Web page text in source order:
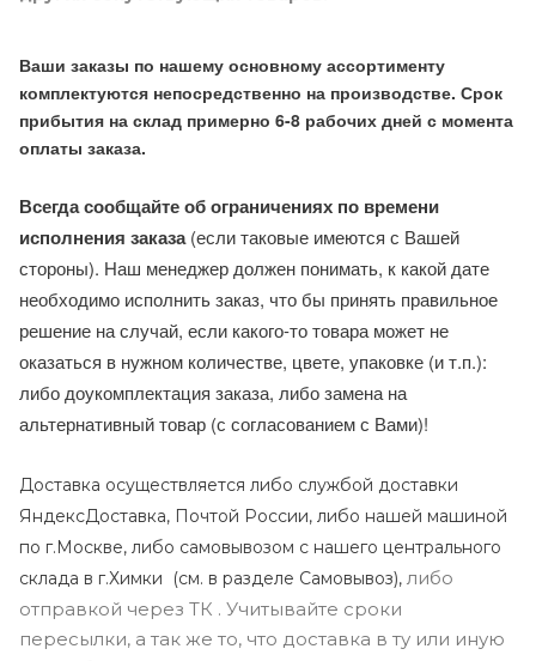
Ваши заказы по нашему основному ассортименту
комплектуются непосредственно на производстве. Срок
прибытия на склад примерно 6-8 рабочих дней с момента
оплаты заказа.
Всегда сообщайте об ограничениях по времени
исполнения заказа(если таковые имеются с Вашей
стороны). Наш менеджер должен понимать, к какой дате
необходимо исполнить заказ, что бы принять правильное
решение на случай, если какого-то товара может не
оказаться в нужном количестве, цвете, упаковке (и т.п.):
либо доукомплектация заказа, либо замена на
альтернативный товар (с согласованием с Вами)!
Доставка осуществляется либо службой доставки
ЯндексДоставка, Почтой России, либо нашей машиной
по г.Москве, либо самовывозом с нашего центрального
склада в г.Химки (см. в разделе Самовывоз), либо
отправкой через ТК . Учитывайте сроки
пересылки, а так же то, что доставка в ту или иную